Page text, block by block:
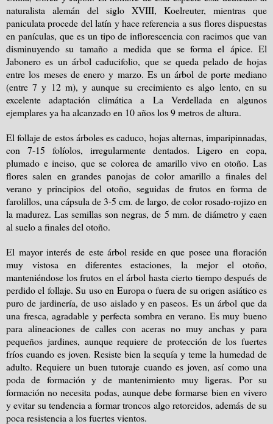
naturalista alemán del siglo XVIII, Koelreuter, mientras que
paniculata procede del latín y hace referencia a sus flores dispuestas
en panículas, que es un tipo de inflorescencia con racimos que van
disminuyendo su tamaño a medida que se forma el ápice. El
Jabonero es un árbol caducifolio, que se queda pelado de hojas
entre los meses de enero y marzo. Es un árbol de porte mediano
(entre 7 y 12 m), y aunque su crecimiento es algo lento, en su
excelente adaptación climática a La Verdellada en algunos
ejemplares ya ha alcanzado en 10 años los 9 metros de altura.
El follaje de estos árboles es caduco, hojas alternas, imparipinnadas,
con 7-15 folíolos, irregularmente dentados. Ligero en copa,
plumado e inciso, que se colorea de amarillo vivo en otoño. Las
flores salen en grandes panojas de color amarillo a finales del
verano y principios del otoño, seguidas de frutos en forma de
farolillos, una cápsula de 3-5 cm. de largo, de color rosado-rojizo en
la madurez. Las semillas son negras, de 5 mm. de diámetro y caen
al suelo a finales del otoño.
El mayor interés de este árbol reside en que posee una floración
muy vistosa en diferentes estaciones, la mejor el otoño,
manteniéndose los frutos en el árbol hasta cierto tiempo después de
perdido el follaje. Su uso en Europa o fuera de su origen asiático es
puro de jardinería, de uso aislado y en paseos. Es un árbol que da
una fresca, agradable y perfecta sombra en verano. Es muy bueno
para alineaciones de calles con aceras no muy anchas y para
pequeños jardines, aunque requiere de protección de los fuertes
fríos cuando es joven. Resiste bien la sequía y teme la humedad de
adulto. Requiere un buen tutoraje cuando es joven, así como una
poda de formación y de mantenimiento muy ligeras. Por su
formación no necesita podas, aunque debe formarse bien en vivero
y evitar su tendencia a formar troncos algo retorcidos, además de su
poca resistencia a los fuertes vientos.